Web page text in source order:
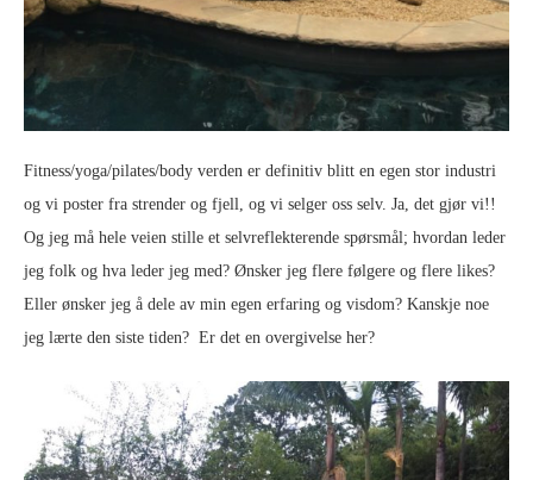
Fitness/yoga/pilates/body verden er definitiv blitt en egen stor industri
og vi poster fra strender og fjell, og vi selger oss selv. Ja, det gjør vi!!
Og jeg må hele veien stille et selvreflekterende spørsmål; hvordan leder
jeg folk og hva leder jeg med? Ønsker jeg flere følgere og flere likes?
Eller ønsker jeg å dele av min egen erfaring og visdom? Kanskje noe
jeg lærte den siste tiden? Er det en overgivelse her?